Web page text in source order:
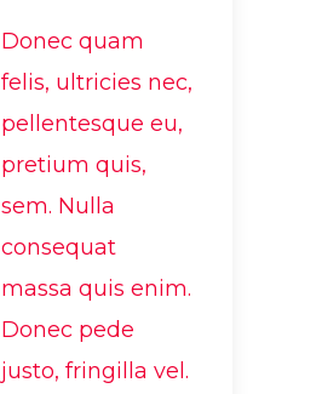
Donec quam
felis, ultricies nec,
pellentesque eu,
pretium quis,
sem. Nulla
consequat
massa quis enim.
Donec pede
justo, fringilla vel.